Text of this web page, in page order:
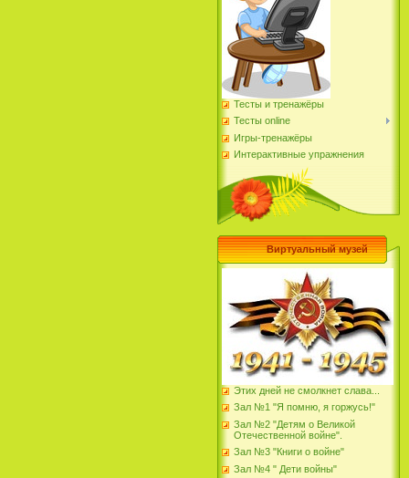
Тесты и тренажёры
Тесты online
Игры-тренажёры
Интерактивные упражнения
Виртуальный музей
Этих дней не смолкнет слава...
Зал №1 "Я помню, я горжусь!"
Зал №2 "Детям о Великой
Отечественной войне".
Зал №3 "Книги о войне"
Зал №4 " Дети войны"